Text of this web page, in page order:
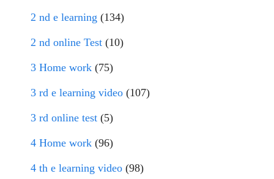
2 nd e learning (134)
2 nd online Test (10)
3 Home work (75)
3 rd e learning video (107)
3 rd online test (5)
4 Home work (96)
4 th e learning video (98)